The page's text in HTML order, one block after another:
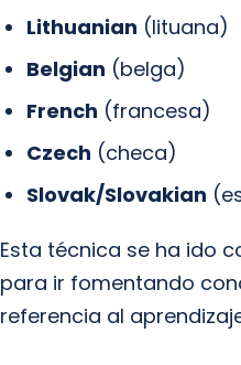
Lithuanian (lituana)
Belgian (belga)
French (francesa)
Czech (checa)
Slovak/Slovakian
Esta técnica se ha ido
para ir fomentando
referencia al